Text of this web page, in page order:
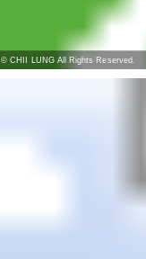
© CHII LUNG All Rights Reserved.